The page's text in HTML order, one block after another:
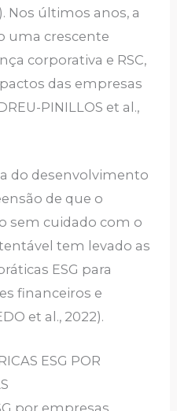
Nos últimos anos, a
uma crescente
corporativa e RSC,
das empresas
PINILLOS et al.,
do desenvolvimento
de que o
sem cuidado com o
tem levado as
ESG para
financeiros e
et al., 2022).
ESG POR